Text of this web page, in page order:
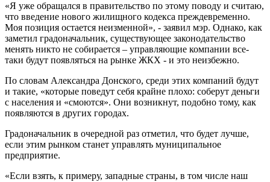
«Я уже обращался в правительство по этому поводу и считаю,
что введение нового жилищного кодекса преждевременно.
Моя позиция остается неизменной», - заявил мэр. Однако, как
заметил градоначальник, существующее законодательство
менять никто не собирается – управляющие компании все-
таки будут появляться на рынке ЖКХ - и это неизбежно.
По словам Александра Донского, среди этих компаний будут
и такие, «которые поведут себя крайне плохо: соберут деньги
с населения и «смоются». Они возникнут, подобно тому, как
появляются в других городах.
Градоначальник в очередной раз отметил, что будет лучше,
если этим рынком станет управлять муниципальное
предприятие.
«Если взять, к примеру, западные страны, в том числе наш